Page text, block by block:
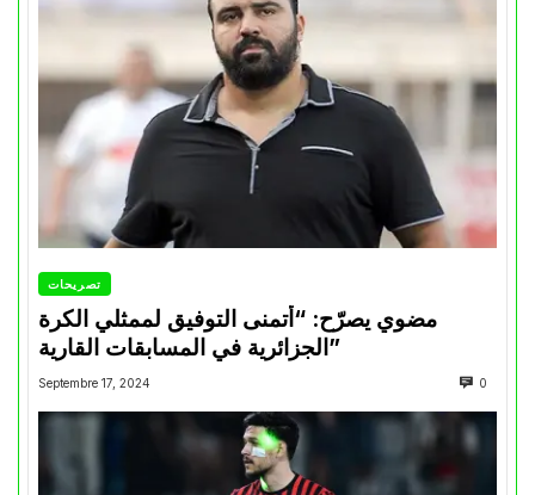
تصريحات
مضوي يصرّح: “أتمنى التوفيق لممثلي الكرة
الجزائرية في المسابقات القارية”
Septembre 17, 2024 0